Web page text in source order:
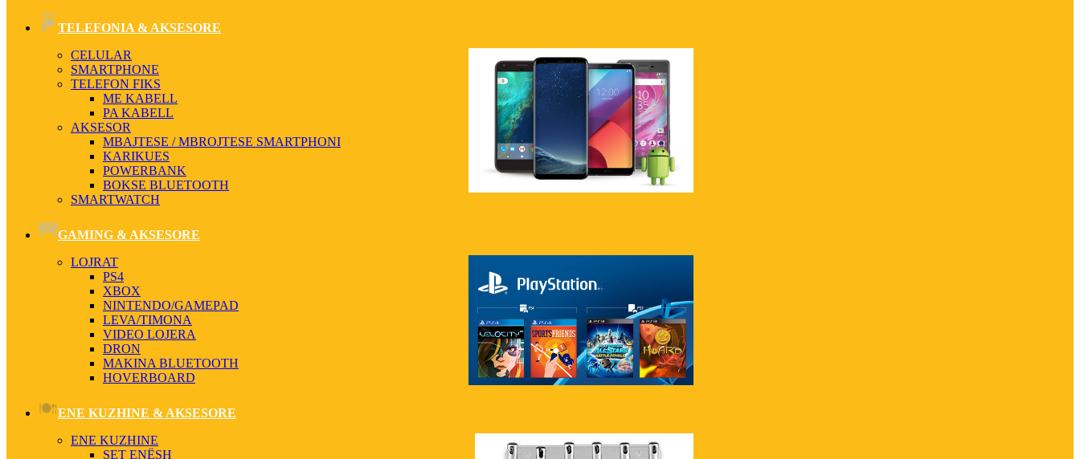
TELEFONIA & AKSESORE
CELULAR
SMARTPHONE
TELEFON FIKS
ME KABELL
PA KABELL
AKSESOR
MBAJTESE / MBROJTESE SMARTPHONI
KARIKUES
POWERBANK
BOKSE BLUETOOTH
SMARTWATCH
GAMING & AKSESORE
LOJRAT
PS4
XBOX
NINTENDO/GAMEPAD
LEVA/TIMONA
VIDEO LOJERA
DRON
MAKINA BLUETOOTH
HOVERBOARD
ENE KUZHINE & AKSESORE
ENE KUZHINE
SET ENËSH